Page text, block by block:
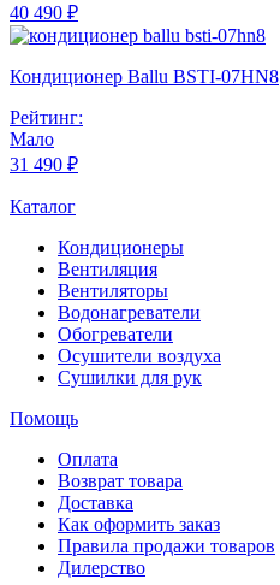
40 490 ₽
Кондиционер Ballu BSTI-07HN8
Рейтинг:
Мало
31 490 ₽
Каталог
Кондиционеры
Вентиляция
Вентиляторы
Водонагреватели
Обогреватели
Осушители воздуха
Сушилки для рук
Помощь
Оплата
Возврат товара
Доставка
Как оформить заказ
Правила продажи товаров
Дилерство